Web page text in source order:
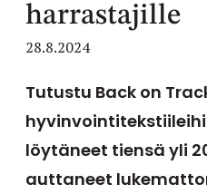
harrastajille
28.8.2024
Tutustu Back on
löytäneet tiensä yli
auttaneet